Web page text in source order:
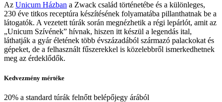
Az Unicum Házban a Zwack család történetébe és a különleges,
230 éve titkos receptúra készítésének folyamatába pillanthatnak be a
látogatók. A vezetett túrák során megnézhetik a régi lepárlót, amit az
„Unicum Szívének” hívnak, hiszen itt készül a legendás ital,
láthatják a gyár életének több évszázadából származó palackokat és
gépeket, de a felhasznált fűszerekkel is közelebbről ismerkedhetnek
meg az érdeklődők.
Kedvezmény mértéke
20% a standard túrák felnőtt belépőjegy árából